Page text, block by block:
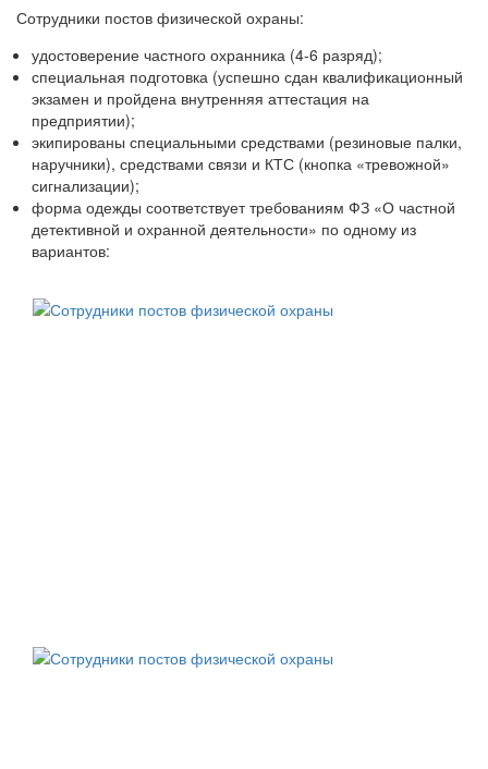
Сотрудники постов физической охраны:
удостоверение частного охранника (4-6 разряд);
специальная подготовка (успешно сдан квалификационный
экзамен и пройдена внутренняя аттестация на
предприятии);
экипированы специальными средствами (резиновые палки,
наручники), средствами связи и КТС (кнопка «тревожной»
сигнализации);
форма одежды соответствует требованиям ФЗ «О частной
детективной и охранной деятельности» по одному из
вариантов: